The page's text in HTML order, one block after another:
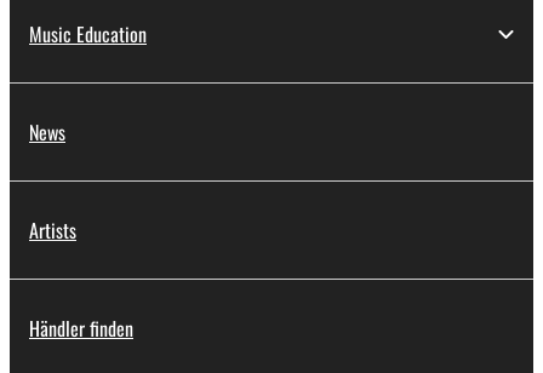
Music Education
News
Artists
Händler finden